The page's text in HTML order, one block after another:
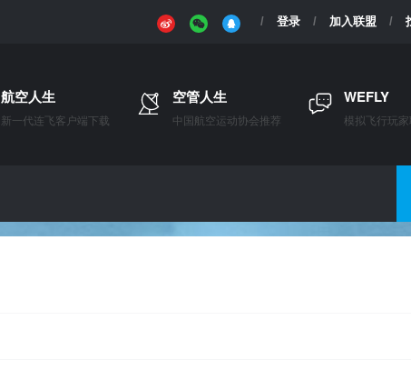
登录 加入联盟
航空人生
新一代连飞客户端下载
空管人生
中国航空运动协会推荐
WEFLY
模拟飞行玩